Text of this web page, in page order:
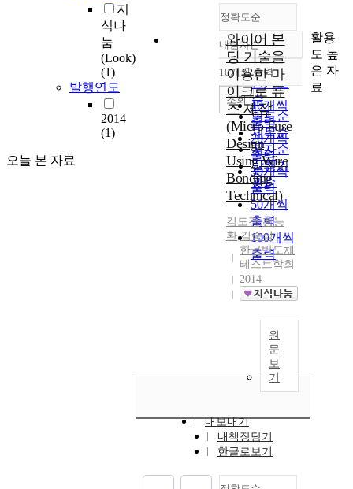
지
식나
눔
(Look)
(1)
발행연도
2014
(1)
오늘 본 자료
정확도순
정확도
순
인기도
순
연도순
제목순
저자순
발행기
관순
내림차순
내림차순
10개씩 출력
10개씩
출력
20개씩
출력
30개씩
출력
50개씩
출력
100개씩
출력
조회
와이어 본
딩 기술을
이용한 마
이크로 퓨
즈 제작
(Micro Fuse
Design
Using Wire
Bonding
Technical)
김도경,황능
환,김종식
한국반도체
테스트학회
2014
원
문
보
기
내보내기
내책장담기
한글로보기
활용
도 높
은 자
료